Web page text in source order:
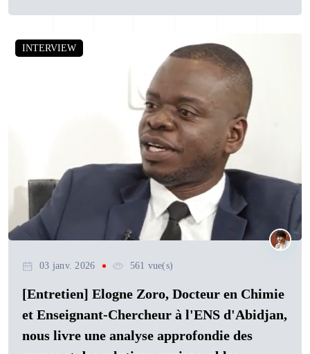
INTERVIEW
03 janv. 2026 561 vue(s)
[Entretien] Elogne Zoro, Docteur en Chimie
et Enseignant-Chercheur à l'ENS d'Abidjan,
nous livre une analyse approfondie des